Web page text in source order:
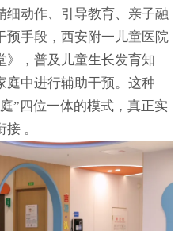
细动作、引导教育、亲子融
预手段，西安附一儿童医院
》，普及儿童生长发育知
庭中进行辅助干预。这种
”四位一体的模式，真正实
。